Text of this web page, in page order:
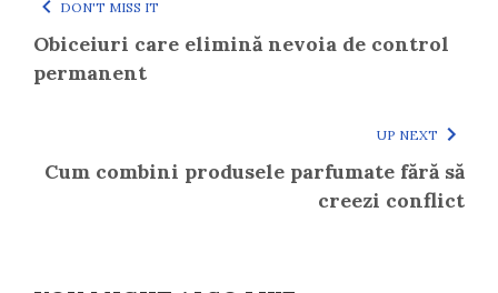
DON'T MISS IT
Obiceiuri care elimină nevoia de control
permanent
UP NEXT
Cum combini produsele parfumate fără să
creezi conflict